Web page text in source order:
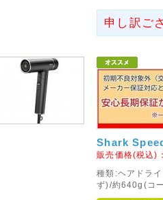
収のお知らせ
パナソニック社が2011年4月
パソコンの一部の機種および
ーパックにおいて、製造上の
性のあることが判明いたしまし
◇ヤマト運輸お荷物のお届
申し訳ご
Shark
販売価格(税込)
種類:ヘアドラ
ず)/約640g(コ